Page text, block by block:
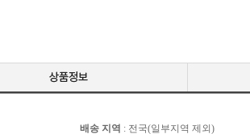
배송 지역 : 전국(일부지역 제외)